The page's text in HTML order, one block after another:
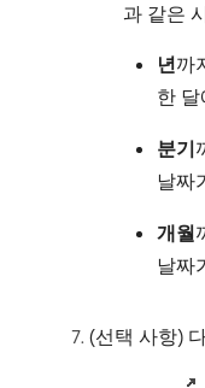
과 같은
년까
한
분기
날짜
개월
날짜
(선택 사항)